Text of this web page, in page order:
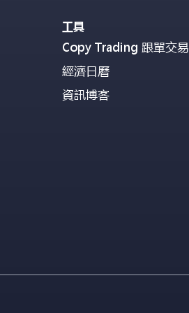
工具
Copy Trading 跟單交易
經濟日曆
資訊博客